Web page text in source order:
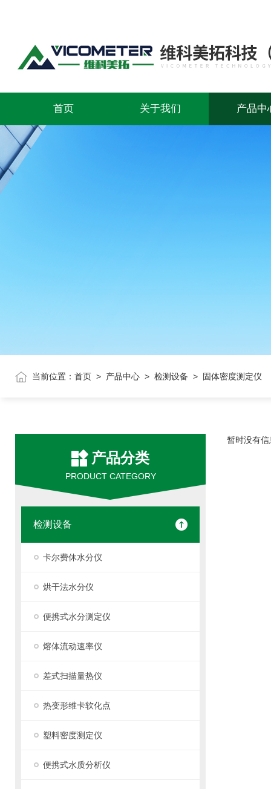
首页 关于我们 产品中
当前位置： 首页 > 产品中心 > 检测设备 > 固体密度测定仪
产品分类
PRODUCT CATEGORY
检测设备
卡尔费休水分仪
烘干法水分仪
便携式水分测定仪
熔体流动速率仪
差式扫描量热仪
热变形维卡软化点
塑料密度测定仪
便携式水质分析仪
暂时没有信